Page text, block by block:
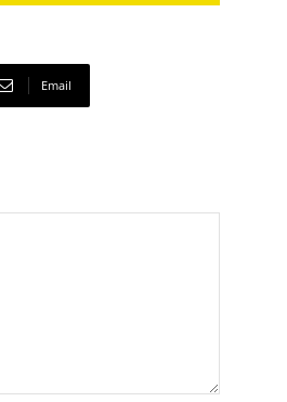
Email